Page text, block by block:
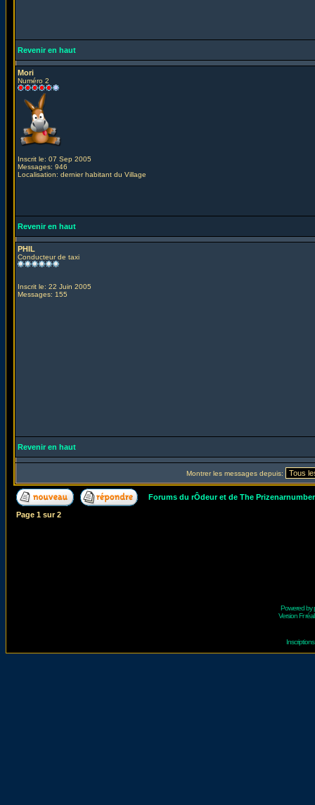
Revenir en haut
Mori
Numéro 2
Inscrit le: 07 Sep 2005
Messages: 946
Localisation: dernier habitant du Village
Revenir en haut
PHIL
Conducteur de taxi
Inscrit le: 22 Juin 2005
Messages: 155
Revenir en haut
Montrer les messages depuis:
Forums du rÔdeur et de The
Page 1 sur2
Powered by
Version Fr